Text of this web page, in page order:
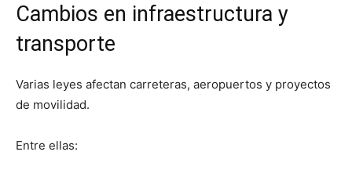
Cambios en infraestructura y
transporte
Varias leyes afectan carreteras, aeropuertos y proyectos
de movilidad.
Entre ellas: